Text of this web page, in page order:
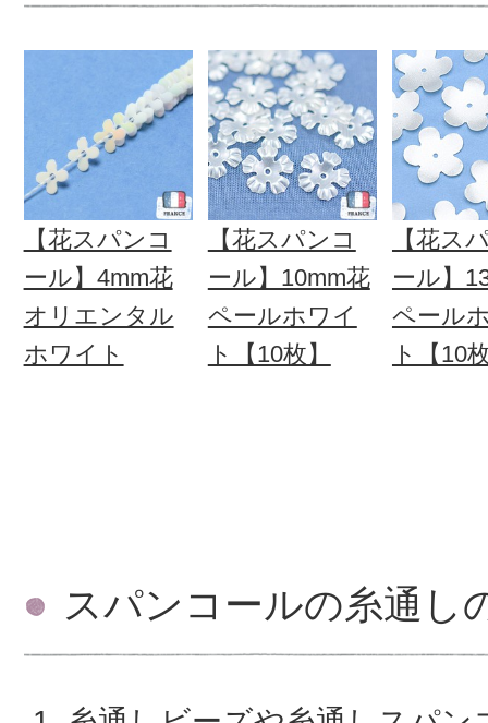
【花スパンコ
ール】4mm花
オリエンタル
ホワイト
【花スパンコ
ール】10mm花
ペールホワイ
ト【10枚】
【花ス
ール】
ペール
ト【10
スパンコールの糸通し